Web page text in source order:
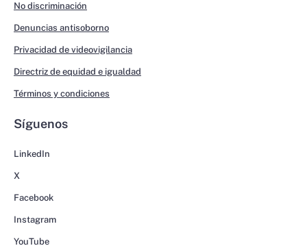
No discriminación
Denuncias antisoborno
Privacidad de videovigilancia
Directriz de equidad e igualdad
Términos y condiciones
Síguenos
LinkedIn
X
Facebook
Instagram
YouTube